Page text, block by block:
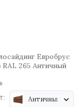
Евробрус
RAL 265 Античный
Античный дуб